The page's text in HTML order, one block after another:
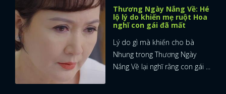
Thương Ngày Nắng Về: Hé
lộ lý do khiến mẹ ruột Hoa
nghĩ con gái đã mất
Lý do gì mà khiến cho bà
Nhung trong Thương Ngày
Nắng Về lại nghĩ rằng con gái ...